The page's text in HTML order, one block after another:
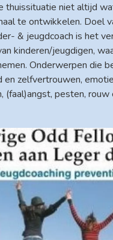
thuissituatie niet altijd
te ontwikkelen. Doel
& jeugdcoach is het
kinderen/jeugdigen,
Onderwerpen die
en zelfvertrouwen,
(faal)angst, pesten, rouw